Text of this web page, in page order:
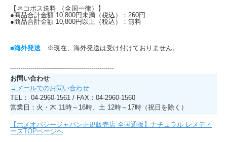
【ネコポス送料 （全国一律）】
●商品合計金額 10,800円未満（税込）：260円
●商品合計金額 10,800円以上（税込）：無料
■海外発送 ※現在、海外発送は受け付けておりません。
---------------------------------------------------
お問い合わせ
→メールでのお問い合わせ
TEL： 04-2960-1561 / FAX：04-2960-1560
営業日：火・木 11時～16時、土 12時～17時（祝日を除く）
【ホメオパシージャパン正規販売店 全国通販】ナチュラル レメディ
ーズTOPページへ